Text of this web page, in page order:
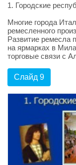
1. Городские
Многие города
ремесленного
Развитие ремесла
на ярмарках в
торговые связи с
Слайд 9